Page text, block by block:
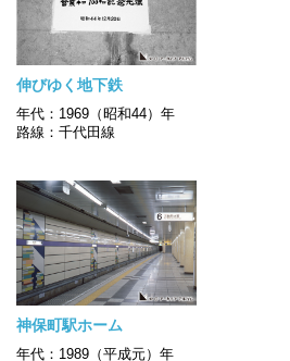
伸びゆく地下鉄
年代：1969（昭和44）年
路線：千代田線
神保町駅ホーム
年代：1989（平成元）年